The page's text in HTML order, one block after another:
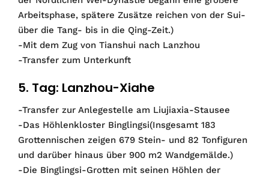
Arbeitsphase, spätere Zusätze reichen von der Sui-
über die Tang- bis in die Qing-Zeit.)
-Mit dem Zug von Tianshui nach Lanzhou
-Transfer zum Unterkunft
5. Tag: Lanzhou-Xiahe
-Transfer zur Anlegestelle am Liujiaxia-Stausee
-Das Höhlenkloster Binglingsi(Insgesamt 183
Grottennischen zeigen 679 Stein- und 82 Tonfiguren
und darüber hinaus über 900 m2 Wandgemälde.)
-Die Binglingsi-Grotten mit seinen Höhlen der